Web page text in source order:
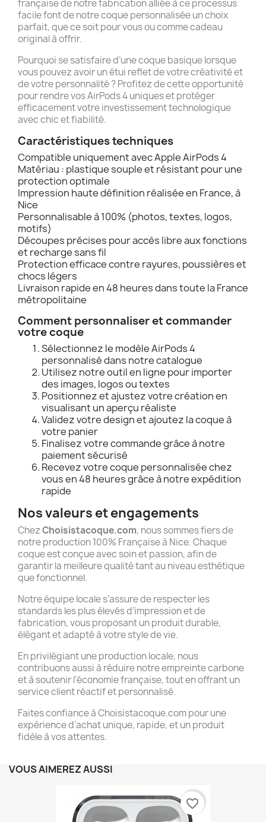
française de notre fabrication alliée à ce processus
facile font de notre coque personnalisée un choix
parfait, que ce soit pour vous ou comme cadeau
original à offrir.
Pourquoi se satisfaire d’une coque basique lorsque
vous pouvez avoir un étui reflet de votre créativité et
de votre personnalité ? Profitez de cette opportunité
pour rendre vos AirPods 4 uniques et protéger
efficacement votre investissement technologique
avec chic et fiabilité.
Caractéristiques techniques
Compatible uniquement avec Apple AirPods 4
Matériau : plastique souple et résistant pour une
protection optimale
Impression haute définition réalisée en France, à
Nice
Personnalisable à 100% (photos, textes, logos,
motifs)
Découpes précises pour accès libre aux fonctions
et recharge sans fil
Protection efficace contre rayures, poussières et
chocs légers
Livraison rapide en 48 heures dans toute la France
métropolitaine
Comment personnaliser et commander
votre coque
Sélectionnez le modèle AirPods 4
personnalisé dans notre catalogue
Utilisez notre outil en ligne pour importer
des images, logos ou textes
Positionnez et ajustez votre création en
visualisant un aperçu réaliste
Validez votre design et ajoutez la coque à
votre panier
Finalisez votre commande grâce à notre
paiement sécurisé
Recevez votre coque personnalisée chez
vous en 48 heures grâce à notre expédition
rapide
Nos valeurs et engagements
ChezChoisistacoque.com, nous sommes fiers de
notre production 100% Française à Nice. Chaque
coque est conçue avec soin et passion, afin de
garantir la meilleure qualité tant au niveau esthétique
que fonctionnel.
Notre équipe locale s’assure de respecter les
standards les plus élevés d’impression et de
fabrication, vous proposant un produit durable,
élégant et adapté à votre style de vie.
En privilégiant une production locale, nous
contribuons aussi à réduire notre empreinte carbone
et à soutenir l’économie française, tout en offrant un
service client réactif et personnalisé.
Faites confiance à Choisistacoque.com pour une
expérience d’achat unique, rapide, et un produit
fidèle à vos attentes.
VOUS AIMEREZ AUSSI
favorite_border